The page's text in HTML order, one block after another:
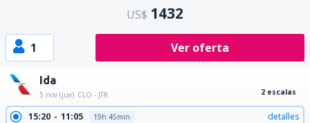
US$ 1432
1 Ver oferta
Ida
5 nov (jue) CLO - JFK 2 escalas
15:20 11:05 19h 45min detalles